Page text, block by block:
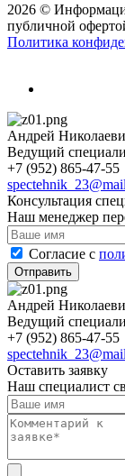
2026 ©
публичной
Политика
Андрей
Ведущий
+7 (952) 865-47-55
Консультация
Наш менеджер
Cогласие с
Отправить
Андрей
Ведущий
+7 (952) 865-47-55
Оставить заявку
Наш специалист